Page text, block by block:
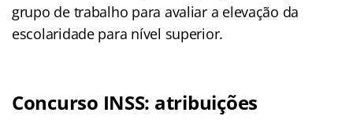
grupo de trabalho para avaliar a elevação da
escolaridade para nível superior.
Concurso INSS: atribuições